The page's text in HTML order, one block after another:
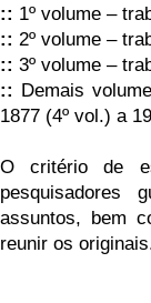
:: 1º volume –
:: 2º volume –
:: 3º volume –
:: Demais
1877 (4º vol.) a
O critério de
pesquisadores
assuntos, bem
reunir os